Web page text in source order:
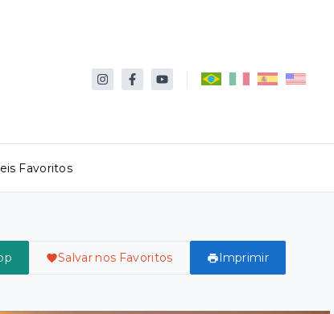
Favoritos
Salvar nos Favoritos Imprimir